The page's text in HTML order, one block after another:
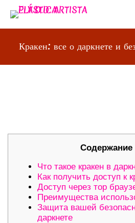
Кракен: все о даркнете и
Содержание
Что такое кракен в
Как получить доступ к
Доступ через тор
Преимущества
Защита вашей
даркнете